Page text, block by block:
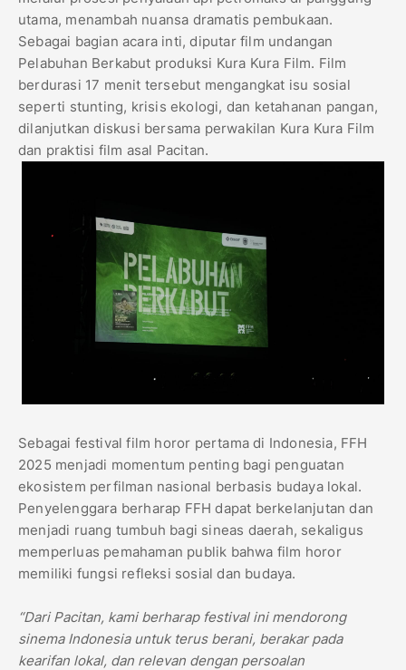
utama, menambah nuansa dramatis pembukaan.
Sebagai bagian acara inti, diputar film undangan
Pelabuhan Berkabut produksi Kura Kura Film. Film
berdurasi 17 menit tersebut mengangkat isu sosial
seperti stunting, krisis ekologi, dan ketahanan pangan,
dilanjutkan diskusi bersama perwakilan Kura Kura Film
dan praktisi film asal Pacitan.
Sebagai festival film horor pertama di Indonesia, FFH
2025 menjadi momentum penting bagi penguatan
ekosistem perfilman nasional berbasis budaya lokal.
Penyelenggara berharap FFH dapat berkelanjutan dan
menjadi ruang tumbuh bagi sineas daerah, sekaligus
memperluas pemahaman publik bahwa film horor
memiliki fungsi refleksi sosial dan budaya.
“Dari Pacitan, kami berharap festival ini mendorong
sinema Indonesia untuk terus berani, berakar pada
kearifan lokal, dan relevan dengan persoalan